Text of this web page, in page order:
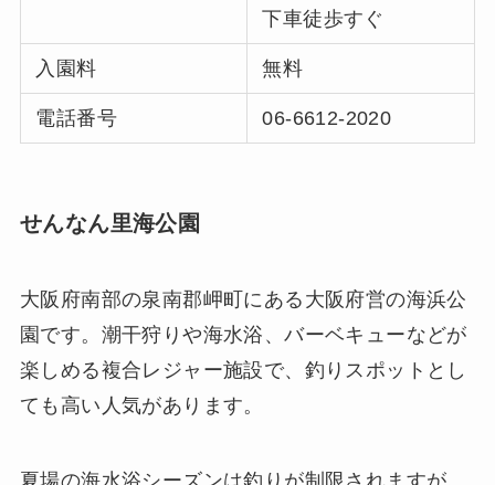
下車徒歩すぐ
入園料 無料
電話番号 06-6612-2020
せんなん里海公園
大阪府南部の泉南郡岬町にある大阪府営の海浜公
園です。潮干狩りや海水浴、バーベキューなどが
楽しめる複合レジャー施設で、釣りスポットとし
ても高い人気があります。